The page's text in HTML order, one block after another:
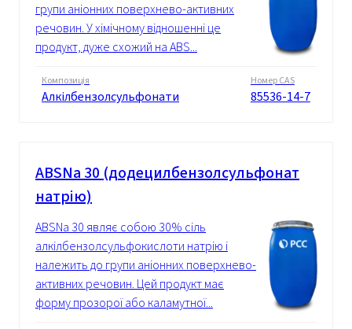
групи аніонних поверхнево-активних
речовин. У хімічному відношенні це
продукт, дуже схожий на ABS...
Композиція
Алкілбензолсульфонати
Номер CAS
85536-14-7
ABSNa 30 (додецилбензолсульфонат
натрію)
ABSNa 30 являє собою 30% сіль
алкілбензолсульфокислоти натрію і
належить до групи аніонних поверхнево-
активних речовин. Цей продукт має
форму прозорої або каламутної...